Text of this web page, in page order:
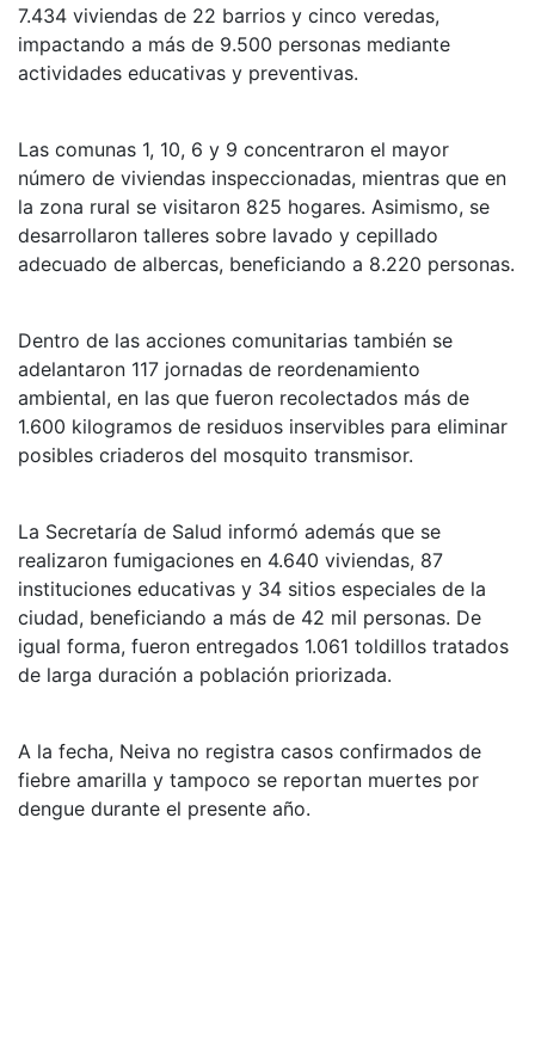
7.434 viviendas de 22 barrios y cinco veredas,
impactando a más de 9.500 personas mediante
actividades educativas y preventivas.
Las comunas 1, 10, 6 y 9 concentraron el mayor
número de viviendas inspeccionadas, mientras que en
la zona rural se visitaron 825 hogares. Asimismo, se
desarrollaron talleres sobre lavado y cepillado
adecuado de albercas, beneficiando a 8.220 personas.
Dentro de las acciones comunitarias también se
adelantaron 117 jornadas de reordenamiento
ambiental, en las que fueron recolectados más de
1.600 kilogramos de residuos inservibles para eliminar
posibles criaderos del mosquito transmisor.
La Secretaría de Salud informó además que se
realizaron fumigaciones en 4.640 viviendas, 87
instituciones educativas y 34 sitios especiales de la
ciudad, beneficiando a más de 42 mil personas. De
igual forma, fueron entregados 1.061 toldillos tratados
de larga duración a población priorizada.
A la fecha, Neiva no registra casos confirmados de
fiebre amarilla y tampoco se reportan muertes por
dengue durante el presente año.